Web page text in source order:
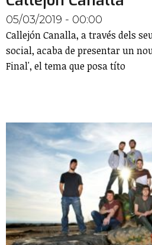
05/03/2019 - 00:00
Callejón Canalla, a través dels
social, acaba de presentar un
Final', el tema que posa títo